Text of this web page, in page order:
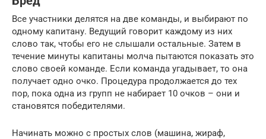
Все участники делятся на две команды, и выбирают по
одному капитану. Ведущий говорит каждому из них
слово так, чтобы его не слышали остальные. Затем в
течение минуты капитаны молча пытаются показать это
слово своей команде. Если команда угадывает, то она
получает одно очко. Процедура продолжается до тех
пор, пока одна из групп не набирает 10 очков – они и
становятся победителями.
Начинать можно с простых слов (машина, жираф,